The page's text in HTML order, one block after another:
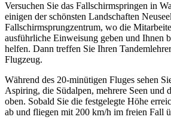
Versuchen Sie das Fallschirmspringen in
einigen der schönsten Landschaften
Fallschirmsprungzentrum, wo die
ausführliche Einweisung geben und Ihnen
helfen. Dann treffen Sie Ihren
Flugzeug.
Während des 20-minütigen Fluges sehen
Aspiring, die Südalpen, mehrere Seen und
oben. Sobald Sie die festgelegte Höhe
ab und fliegen mit 200 km/h im freien Fall